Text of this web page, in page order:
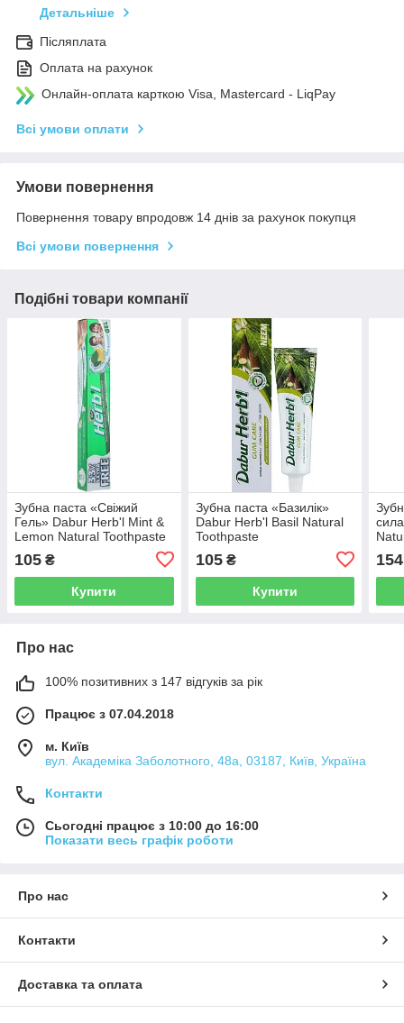
Детальніше
Післяплата
Оплата на рахунок
Онлайн-оплата карткою Visa, Mastercard - LiqPay
Всі умови оплати
Умови повернення
Повернення товару впродовж 14 днів за рахунок покупця
Всі умови повернення
Подібні товари компанії
Зубна паста «Свіжий
Гель» Dabur Herb'l Mint &
Lemon Natural Toothpaste
105 ₴
Купити
Зубна паста «Базилік»
Dabur Herb'l Basil Natural
Toothpaste
105₴
Купити
154
Про нас
100% позитивних з 147 відгуків за рік
Працює з 07.04.2018
м. Київ
вул. Академіка Заболотного, 48а, 03187, Київ, Україна
Контакти
Сьогодні працює з 10:00 до 16:00
Показати весь графік роботи
Про нас
Контакти
Доставка та оплата